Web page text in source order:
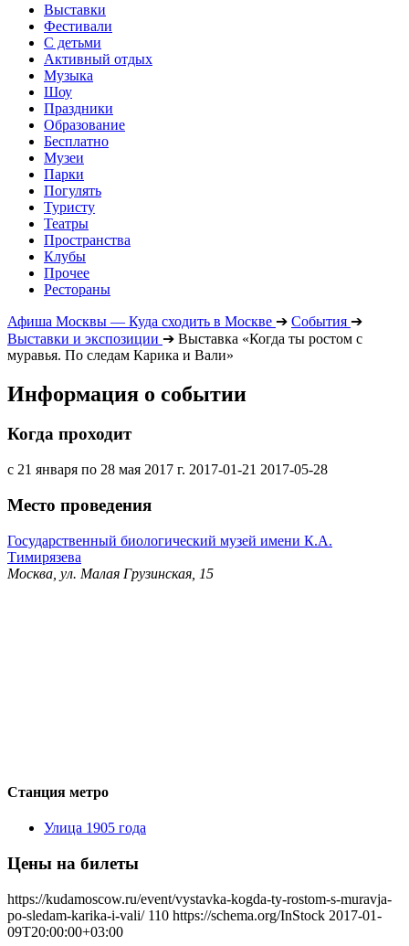
Выставки
Фестивали
С детьми
Активный отдых
Музыка
Шоу
Праздники
Образование
Бесплатно
Музеи
Парки
Погулять
Туристу
Театры
Пространства
Клубы
Прочее
Рестораны
Афиша Москвы — Куда сходить в Москве ➔ События ➔
Выставки и экспозиции ➔ Выставка «Когда ты ростом с
муравья. По следам Карика и Вали»
Информация о событии
Когда проходит
с 21 января по 28 мая 2017 г. 2017-01-21 2017-05-28
Место проведения
Государственный биологический музей имени К.А.
Тимирязева
Москва, ул. Малая Грузинская, 15
Станция метро
Улица 1905 года
Цены на билеты
https://kudamoscow.ru/event/vystavka-kogda-ty-rostom-s-muravja-
po-sledam-karika-i-vali/ 110 https://schema.org/InStock 2017-01-
09T20:00:00+03:00